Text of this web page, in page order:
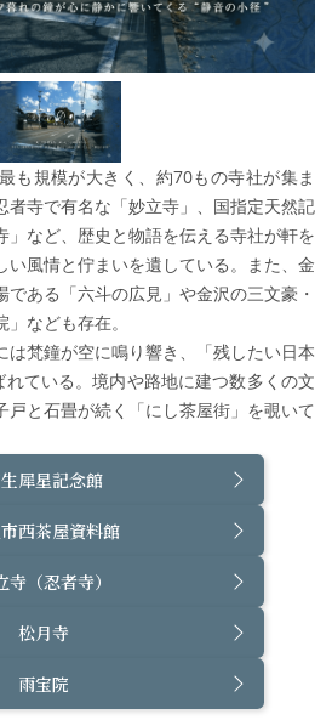
も規模が大きく、約70もの寺社が集ま
者寺で有名な「妙立寺」、国指定天然記
」など、歴史と物語を伝える寺社が軒を
い風情と佇まいを遺している。また、金
ある「六斗の広見」や金沢の三文豪・
なども存在。
梵鐘が空に鳴り響き、「残したい日本
ている。境内や路地に建つ数多くの文
戸と石畳が続く「にし茶屋街」を覗いて
犀星記念館
西茶屋資料館
寺（忍者寺）
松月寺
雨宝院